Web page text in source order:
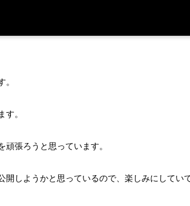
。
す。
張ろうと思っています。
開しようかと思っているので、楽しみにしてい